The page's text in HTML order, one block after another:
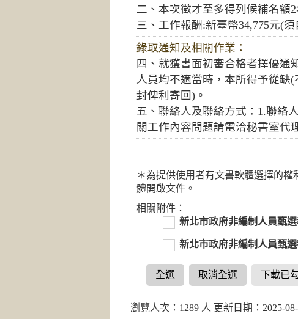
二、本次徵才至多得列候補名額
三、工作報酬:新臺幣34,775元(
錄取通知及相關作業：
四、就獲書面初審合格者擇優通
人員均不適當時，本所得予從缺
封俾利寄回)。
五、聯絡人及聯絡方式：1.聯絡
關工作內容問題請電洽秘書室代
＊為提供使用者有文書軟體選擇的
體開啟文件。
相關附件：
新北市政府非編制人員甄
新北市政府非編制人員甄
全選 取消全選 下載已
瀏覽人次：1289 人 更新日期：2025-